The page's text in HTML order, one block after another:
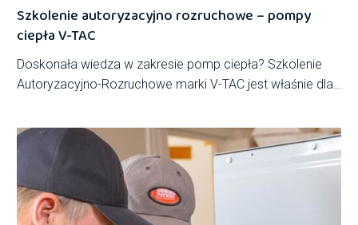
Szkolenie autoryzacyjno rozruchowe – pompy
ciepła V-TAC
Doskonała wiedza w zakresie pomp ciepła? Szkolenie
Autoryzacyjno-Rozruchowe marki V-TAC jest właśnie dla
branży…